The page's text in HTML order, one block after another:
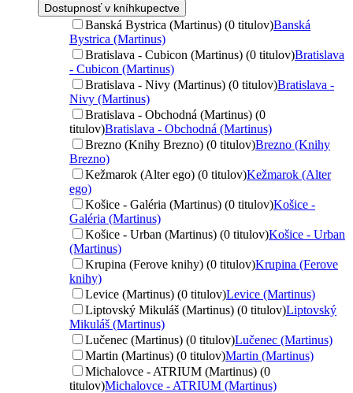
Dostupnosť v kníhkupectve
Banská Bystrica (Martinus) (0 titulov)Banská
Bystrica (Martinus)
Bratislava - Cubicon (Martinus) (0 titulov)Bratislava
- Cubicon (Martinus)
Bratislava - Nivy (Martinus) (0 titulov)Bratislava -
Nivy (Martinus)
Bratislava - Obchodná (Martinus) (0
titulov)Bratislava - Obchodná (Martinus)
Brezno (Knihy Brezno) (0 titulov)Brezno (Knihy
Brezno)
Kežmarok (Alter ego) (0 titulov)Kežmarok (Alter
ego)
Košice - Galéria (Martinus) (0 titulov)Košice -
Galéria (Martinus)
Košice - Urban (Martinus) (0 titulov)Košice - Urban
(Martinus)
Krupina (Ferove knihy) (0 titulov)Krupina (Ferove
knihy)
Levice (Martinus) (0 titulov)Levice (Martinus)
Liptovský Mikuláš (Martinus) (0 titulov)Liptovský
Mikuláš (Martinus)
Lučenec (Martinus) (0 titulov)Lučenec (Martinus)
Martin (Martinus) (0 titulov)Martin (Martinus)
Michalovce - ATRIUM (Martinus) (0
titulov)Michalovce - ATRIUM (Martinus)